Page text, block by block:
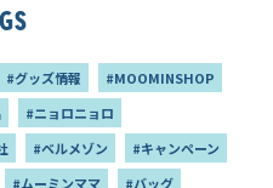
#グッズ情報
#MOOMINSHOP
#ニョロニョロ
#ベルメゾン
#キャンペーン
#ムーミンママ
#バッグ